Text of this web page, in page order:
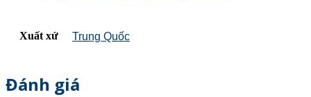
Xuất xứ Trung Quốc
Đánh giá